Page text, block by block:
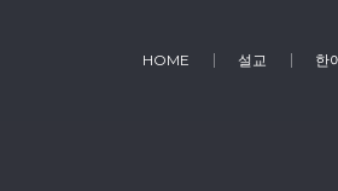
HOME 설교 한